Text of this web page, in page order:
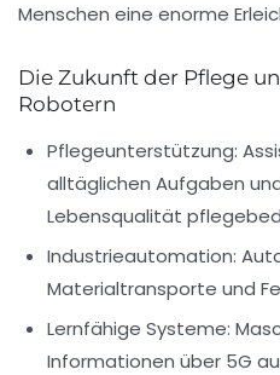
Menschen eine enorme
Die Zukunft der Pflege
Robotern
Pflegeunterstützung:
alltäglichen Aufgaben
Lebensqualität
Industrieautomation:
Materialtransporte und
Lernfähige Systeme:
Informationen über 5G